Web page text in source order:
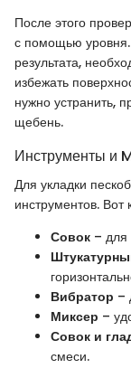
После этого
с помощью
результата,
избежать
нужно устранить,
щебень.
Инструменты и
Для укладки
инструментов. Вот
Совок – для
Вибратор –
Миксер –
Совок и
смеси.